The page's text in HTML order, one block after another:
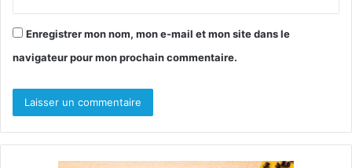
Enregistrer mon nom, mon e-mail et mon site dans le
navigateur pour mon prochain commentaire.